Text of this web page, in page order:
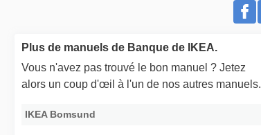
Plus de manuels de Banque de IKEA.
Vous n'avez pas trouvé le bon manuel ? Jetez
alors un coup d'œil à l'un de nos autres manuels.
IKEA Bomsund